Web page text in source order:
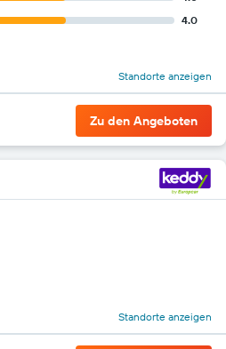
4.0
Standorte anzeigen
Zu den Angeboten
Standorte anzeigen